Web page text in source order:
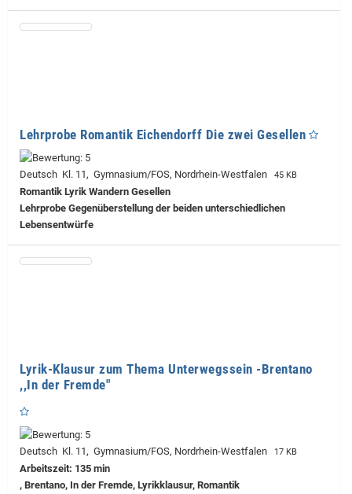
Lehrprobe Romantik Eichendorff Die zwei Gesellen
Deutsch Kl. 11, Gymnasium/FOS, Nordrhein-Westfalen 45 KB
Romantik Lyrik Wandern Gesellen
Lehrprobe Gegenüberstellung der beiden unterschiedlichen
Lebensentwürfe
Lyrik-Klausur zum Thema Unterwegssein -Brentano
,,In der Fremde"
Deutsch Kl. 11, Gymnasium/FOS, Nordrhein-Westfalen 17 KB
Arbeitszeit: 135 min
, Brentano, In der Fremde, Lyrikklausur, Romantik